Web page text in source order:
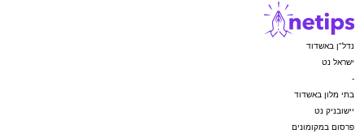
נדל"ן באשדוד
ישראל נט
-
בתי מלון באשדוד
יישובניק נט
פרסום במקומונים